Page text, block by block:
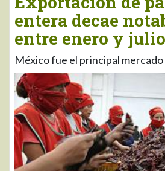
entera decae
entre enero y julio
México fue el principal mercado